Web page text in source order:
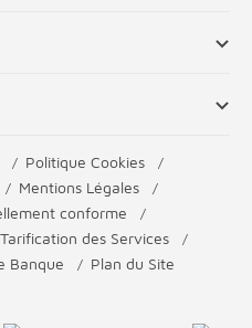
Politique Cookies
Mentions Légales
conforme
Tarification des Services
Banque
Plan du Site